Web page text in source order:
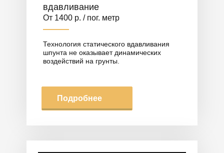
вдавливание
От 1400 р. / пог. метр
Технология статического вдавливания
шпунта не оказывает динамических
воздействий на грунты.
Подробнее